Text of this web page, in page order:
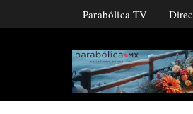
Parabólica TV